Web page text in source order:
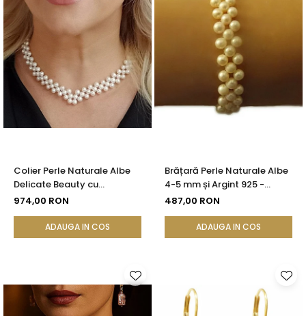
Colier Perle Naturale Albe
Delicate Beauty cu
Închizătoare Argint |
974,00 RON
ADAUGA IN COS
Brățară Perle Naturale Albe
4-5 mm și Argint 925 -
Delicate Beauty |
487,00 RON
ADAUGA IN COS